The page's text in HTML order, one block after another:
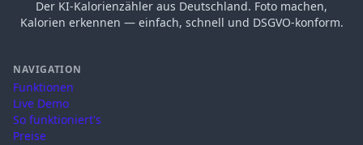
Der KI-Kalorienzähler aus Deutschland. Foto machen,
Kalorien erkennen — einfach, schnell und DSGVO-konform.
NAVIGATION
Funktionen
Live Demo
So funktioniert's
Preise